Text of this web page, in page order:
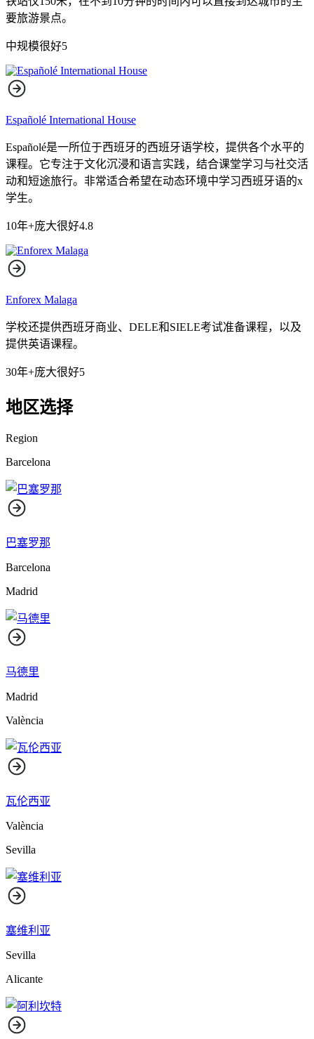
要旅游景点。
中规模很好5
Españolé International House
Españolé是一所位于西班牙的西班牙语学校，提供各个水平的
课程。它专注于文化沉浸和语言实践，结合课堂学习与社交活
动和短途旅行。非常适合希望在动态环境中学习西班牙语的x
学生。
10年+庞大很好4.8
Enforex Malaga
学校还提供西班牙商业、DELE和SIELE考试准备课程，以及
提供英语课程。
30年+庞大很好5
地区选择
Region
Barcelona
巴塞罗那
Barcelona
Madrid
马德里
Madrid
València
瓦伦西亚
València
Sevilla
塞维利亚
Sevilla
Alicante